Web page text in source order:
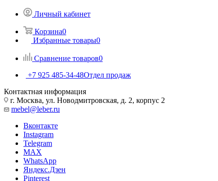
Личный кабинет
Корзина0
Избранные товары0
Сравнение товаров0
+7 925 485-34-48Отдел продаж
Контактная информация
г. Москва, ул. Новодмитровская, д. 2, корпус 2
mebel@leber.ru
Вконтакте
Instagram
Telegram
MAX
WhatsApp
Яндекс.Дзен
Pinterest